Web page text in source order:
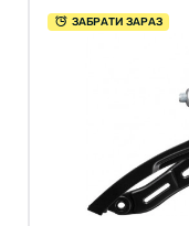
ЗАБРАТИ ЗАРАЗ